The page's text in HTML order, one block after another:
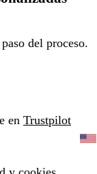
del proceso.
en Trustpilot